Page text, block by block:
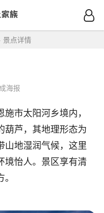
景点详情
海报
市太阳河乡境内，
葫芦，其地理形态为
山地湿润气候，这里
境怡人。景区享有清